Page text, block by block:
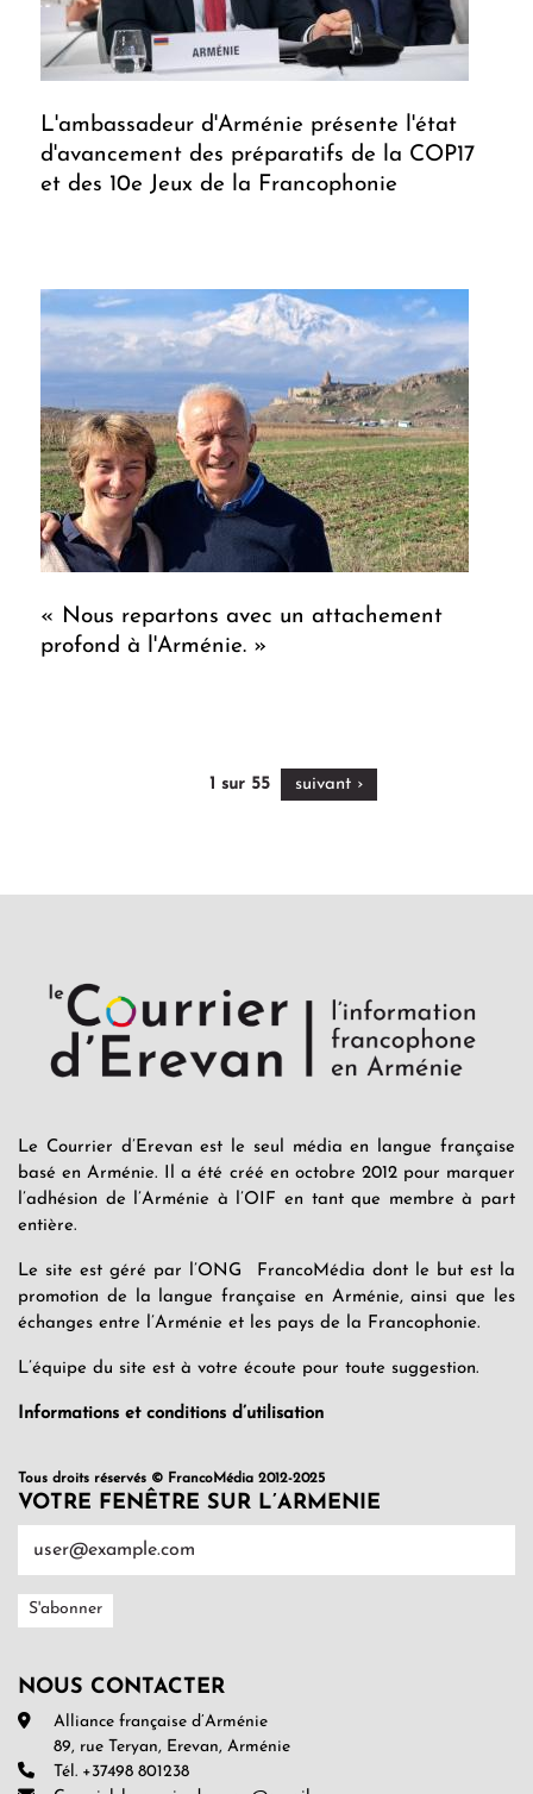
L'ambassadeur d'Arménie présente l'état
d'avancement des préparatifs de la COP17
et des 10e Jeux de la Francophonie
« Nous repartons avec un attachement
profond à l'Arménie. »
1 sur 55 suivant ›
Le Courrier d’Erevan est le seul média en langue française
basé en Arménie. Il a été créé en octobre 2012 pour marquer
l’adhésion de l’Arménie à l’OIF en tant que membre à part
entière.
Le site est géré par l’ONG FrancoMédia dont le but est la
promotion de la langue française en Arménie, ainsi que les
échanges entre l’Arménie et les pays de la Francophonie.
L’équipe du site est à votre écoute pour toute suggestion.
Informations et conditions d’utilisation
Tous droits réservés © FrancoMédia 2012-2025
VOTRE FENÊTRE SUR L’ARMENIE
NOUS CONTACTER
Alliance française d’Arménie
89, rue Teryan, Erevan, Arménie
Tél. +37498 801238